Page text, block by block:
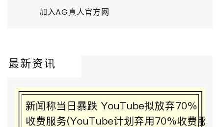
加入AG真人官方网
最新资讯